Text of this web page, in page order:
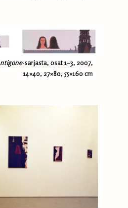
-sarjasta, osat 1–3, 2007,
14×40, 27×80, 55×160 cm